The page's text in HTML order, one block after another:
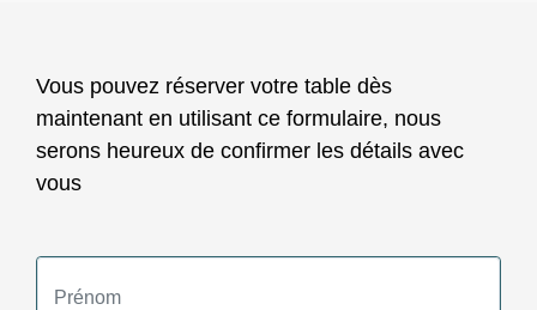
Vous pouvez réserver votre table dès
maintenant en utilisant ce formulaire, nous
serons heureux de confirmer les détails avec
vous